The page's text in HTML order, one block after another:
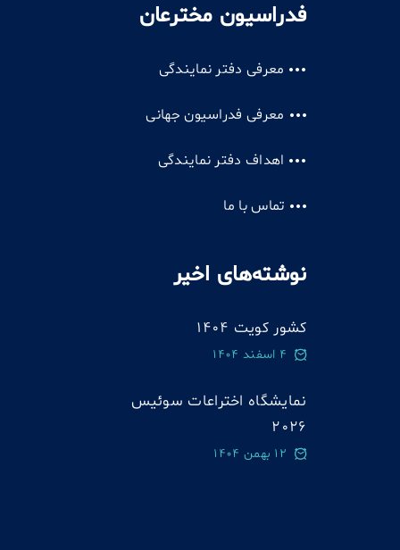
فدراسیون مخترعان
معرفی دفتر نمایندگی
معرفی فدراسیون جهانی
اهداف دفتر نمایندگی
تماس با ما
نوشته‌های اخیر
کشور کویت 1404
4 اسفند 1404
نمایشگاه اختراعات سوئيس
2026
12 بهمن 1404